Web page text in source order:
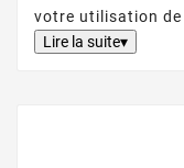
votre utilisation de
Lire la suite▾